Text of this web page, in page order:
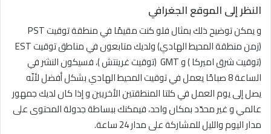
النظر إلى الموقع الجغرافي
و يمكن توضيح ذلك بمثال فلو كنت مقيمًا في منطقة توقيت PST
(زمن منطقة المحيط الهادي) ولديك متابعون في مناطق توقيت EST
(توقيت شرق اميركا ) و GMT (توقيت غرينتش )، فسيكون النشر في
الساعة 8 صباحًا يعمل في توقيت المحيط الهادي بشكل أفضل لأنّه
يصل إلى يوم العمل في كلتا المنطقتين الأخريين و إذا كان لديك جمهور
عالمي و غير محدّد بمكان واحد، فيمكنك ببساطة جدولة المحتوى على
مدار اليوم والليل للمشاركة على مدار 24 ساعة.